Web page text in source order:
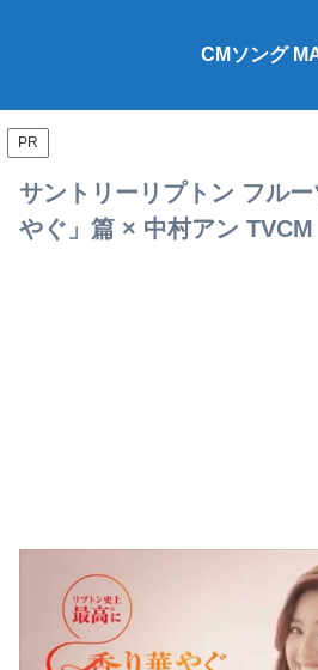
CMソング
PR
サントリーリプトン フル
やぐ」篇 × 中村アン TVCM